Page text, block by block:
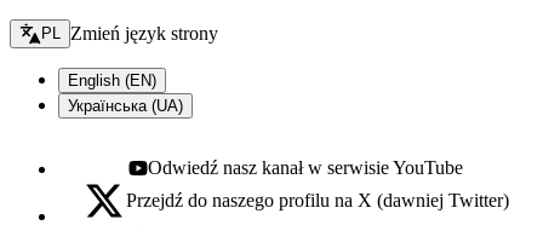
Zmień język - bieżący:
PL Zmień język strony
English (EN)
Українська (UA)
Youtube - otwiera się w nowej karcie
Odwiedź nasz kanał w serwisie YouTube
X - otwiera się w nowej karcie
Przejdź do naszego profilu na X (dawniej Twitter)